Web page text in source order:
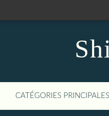
CATÉGORIES PRINCIPALES